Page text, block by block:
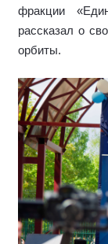
фракции
рассказал о
орбиты.